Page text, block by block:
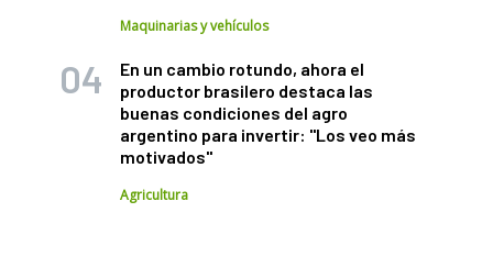
Maquinarias y vehículos
En un cambio rotundo, ahora el
productor brasilero destaca las
buenas condiciones del agro
argentino para invertir: "Los veo más
motivados"
Agricultura